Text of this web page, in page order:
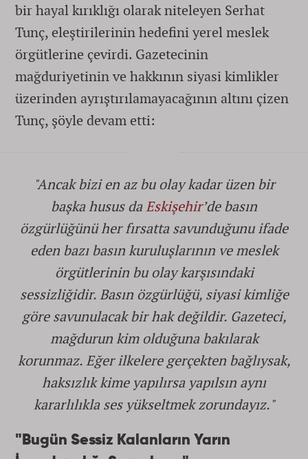
bir hayal kırıklığı olarak niteleyen Serhat
Tunç, eleştirilerinin hedefini yerel meslek
örgütlerine çevirdi. Gazetecinin
mağduriyetinin ve hakkının siyasi kimlikler
üzerinden ayrıştırılamayacağının altını çizen
Tunç, şöyle devam etti:
"Ancak bizi en az bu olay kadar üzen bir
başka husus daEskişehir’de basın
özgürlüğünü her fırsatta savunduğunu ifade
eden bazı basın kuruluşlarının ve meslek
örgütlerinin bu olay karşısındaki
sessizliğidir. Basın özgürlüğü, siyasi kimliğe
göre savunulacak bir hak değildir. Gazeteci,
mağdurun kim olduğuna bakılarak
korunmaz. Eğer ilkelere gerçekten bağlıysak,
haksızlık kime yapılırsa yapılsın aynı
kararlılıkla ses yükseltmek zorundayız."
"Bugün Sessiz Kalanların Yarın